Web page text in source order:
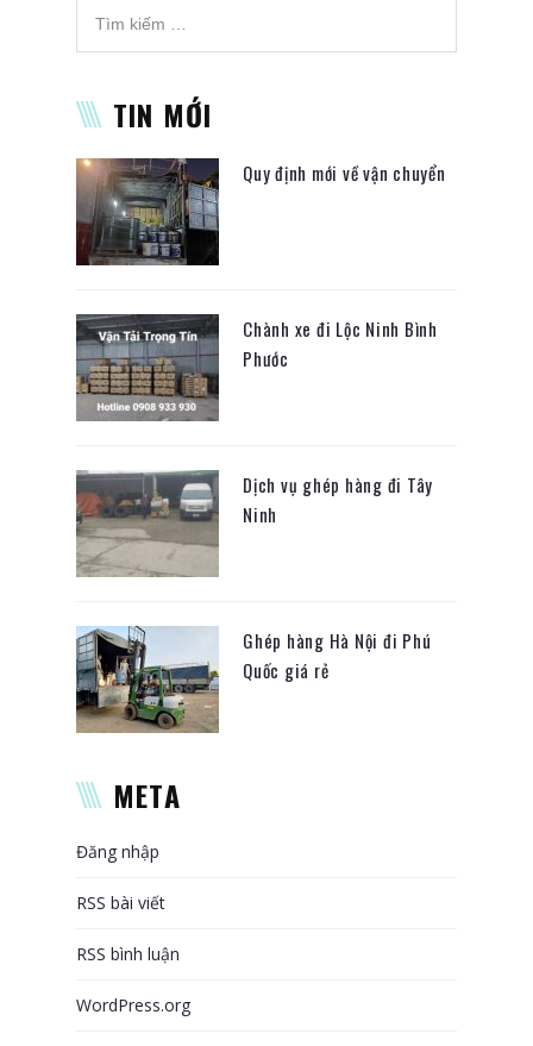
TIN MỚI
Quy định mới về vận chuyển
Chành xe đi Lộc Ninh Bình
Phước
Dịch vụ ghép hàng đi Tây
Ninh
Ghép hàng Hà Nội đi Phú
Quốc giá rẻ
META
Đăng nhập
RSS bài viết
RSS bình luận
WordPress.org